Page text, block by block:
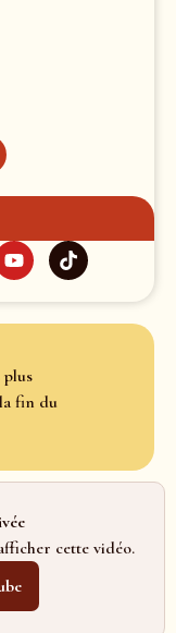
fin du
cette vidéo.